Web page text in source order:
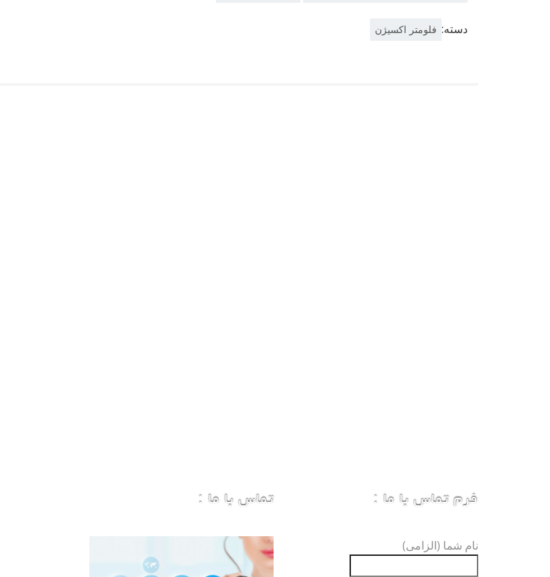
دسته: فلومتر اکسیژن
فرم تماس با ما :
نام شما (الزامی)
تماس با ما :